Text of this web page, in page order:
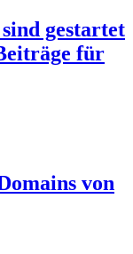
gestartet
für
von